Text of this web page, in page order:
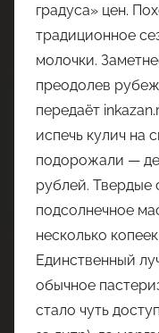
градуса» цен.
традиционное
молочки.
преодолев
передаёт
испечь кулич на
подорожали —
рублей. Твердые
подсолнечное
несколько
Единственный
обычное
стало чуть